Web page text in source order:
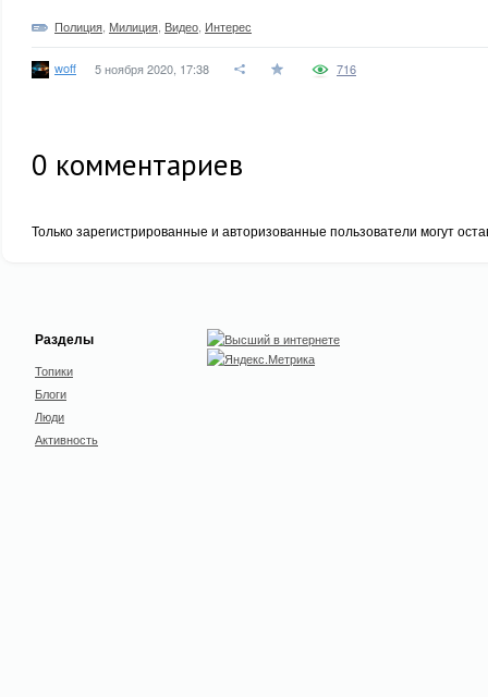
Полиция Милиция Видео Интерес
woff 5 ноября 2020, 17:38 716
0 комментариев
Только зарегистрированные и авторизованные пользователи могут
Разделы
Топики
Блоги
Люди
Активность